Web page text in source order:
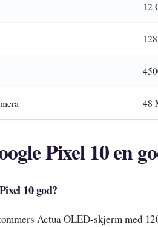
12
48
Pixel 10 en
10 god?
Actua OLED-skjerm med